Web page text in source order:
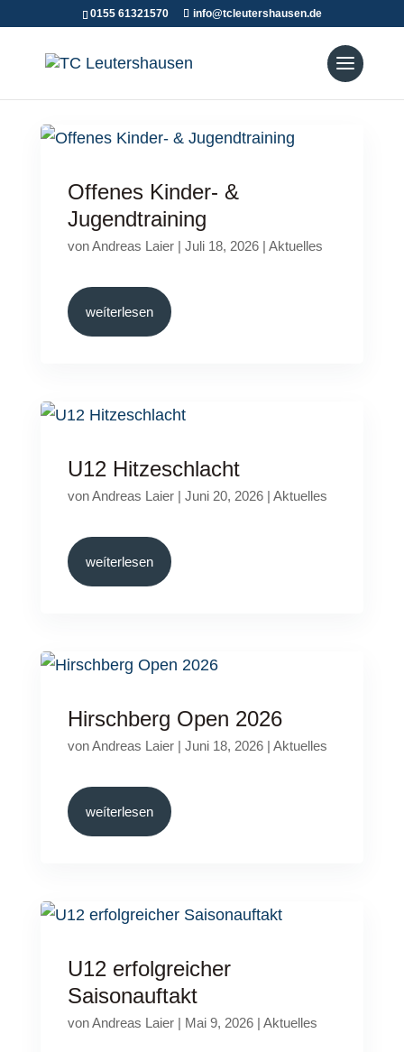
0155 61321570 info@tcleutershausen.de
Offenes Kinder- &
Jugendtraining
vonAndreas Laier| Juli 18, 2026| Aktuelles
weíterlesen
U12 Hitzeschlacht
vonAndreas Laier| Juni 20, 2026| Aktuelles
weíterlesen
Hirschberg Open 2026
vonAndreas Laier| Juni 18, 2026| Aktuelles
weíterlesen
U12 erfolgreicher
Saisonauftakt
vonAndreas Laier| Mai 9, 2026| Aktuelles